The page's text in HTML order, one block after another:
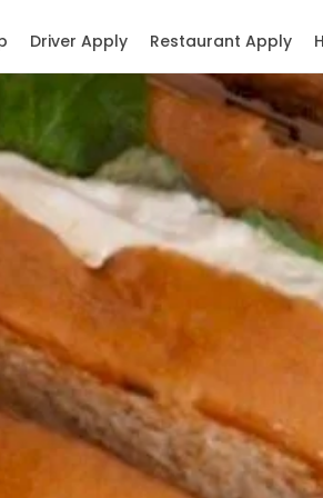
Restaurant Apply
Driver Apply